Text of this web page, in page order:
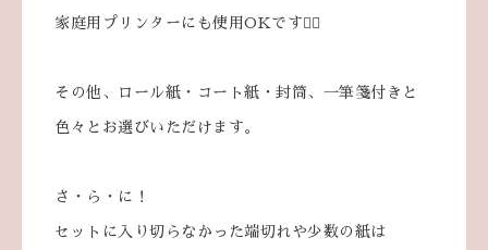
家庭用プリンターにも使用OKです🙆‍♀
その他、ロール紙・コート紙・封筒、一筆箋付きと
色々とお選びいただけます。
さ・ら・に！
セットに入り切らなかった端切れや少数の紙は